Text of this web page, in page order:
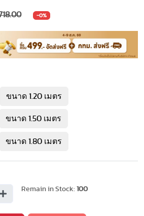
-0%
ขนาด 1.20 เมตร
ขนาด 1.50 เมตร
ขนาด 1.80 เมตร
Remain in Stock: 100